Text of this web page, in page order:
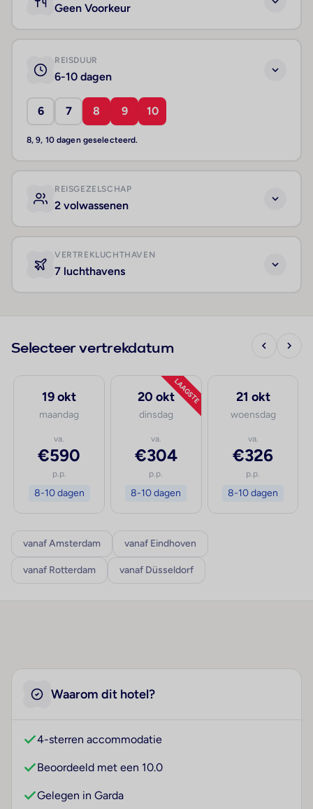
Geen Voorkeur
REISDUUR
6-10 dagen
6 7 8 9 10
8, 9, 10 dagen geselecteerd.
REISGEZELSCHAP
2 volwassenen
VERTREKLUCHTHAVEN
7 luchthavens
Selecteer vertrekdatum
19 okt
maandag
va.
€590
p.p.
8-10 dagen
LAAGSTE
20 okt
dinsdag
va.
€304
p.p.
8-10 dagen
21 okt
woensdag
va.
€326
p.p.
8-10 dagen
vanaf Amsterdam vanaf Eindhoven
vanaf Rotterdam vanaf Düsseldorf
Waarom dit hotel?
4-sterren accommodatie
Beoordeeld met een 10.0
Gelegen in Garda